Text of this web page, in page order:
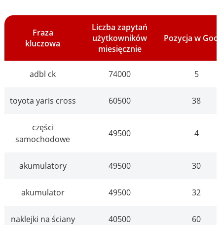
Fraza
kluczowa
Liczba zapytań
użytkowników
miesięcznie
Pozycja w
adbl ck 74000 5
toyota yaris cross 60500 38
części
samochodowe
49500 4
akumulatory 49500 30
akumulator 49500 32
naklejki na ściany 40500 60